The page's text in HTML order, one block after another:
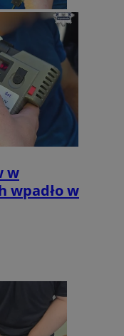
w
wpadło w